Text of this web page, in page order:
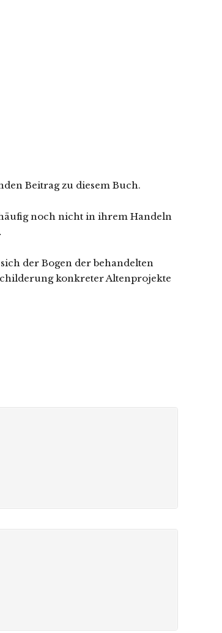
Beitrag zu diesem Buch.
noch nicht in ihrem Handeln
der Bogen der behandelten
konkreter Altenprojekte